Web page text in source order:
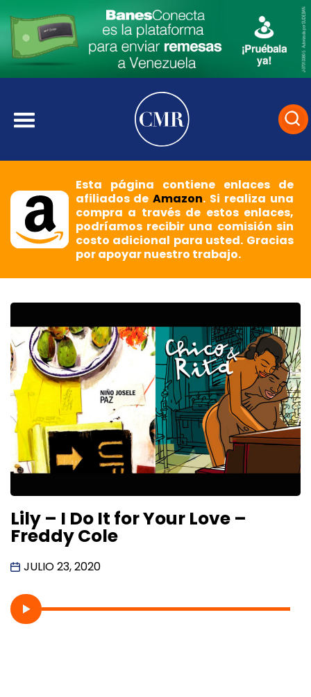
Esta página contiene enlaces de
afiliados deAmazon. Si realiza una
compra a través de estos enlaces,
podríamos recibir una comisión sin
costo adicional para usted. Gracias
por apoyar nuestro trabajo.
Lily – I Do It for Your Love –
Freddy Cole
JULIO 23, 2020